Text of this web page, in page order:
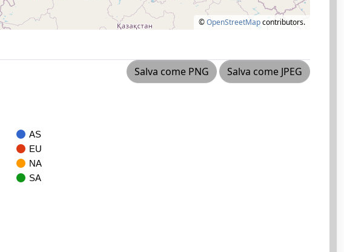
©OpenStreetMapcontributors.
Salva come PNG
Salva come JPEG
AS
EU
NA
SA